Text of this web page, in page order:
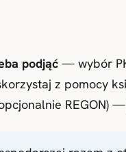
podjąć — wybór
z pomocy
REGON)